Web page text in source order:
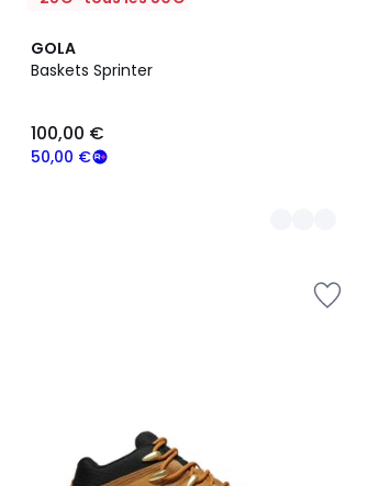
GOLA
Baskets Sprinter
50,00 €
100,00 €
2
Couleurs